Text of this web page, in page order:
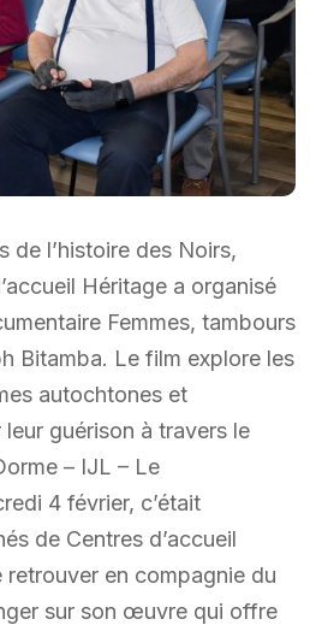
de l’histoire des Noirs,
Héritage a organisé
Femmes, tambours
Bitamba. Le film explore les
autochtones et
guérison à travers le
– IJL – Le
4 février, c’était
de Centres d’accueil
en compagnie du
sur son œuvre qui offre